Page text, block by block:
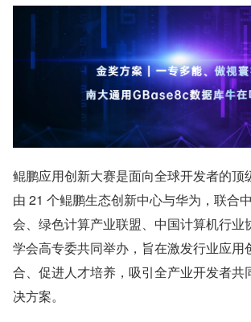
鲲鹏应用创新大赛是面向全球开发者的顶
由 21 个鲲鹏生态创新中心与华为，联合
会、绿色计算产业联盟、中国计算机行业
学会高专委共同举办，旨在激发行业应用
合、促进人才培养，吸引全产业开发者共
决方案。